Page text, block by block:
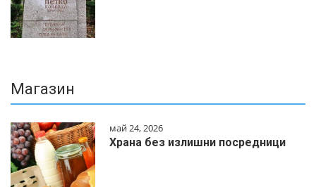
Магазин
май 24, 2026
Храна без излишни посредници